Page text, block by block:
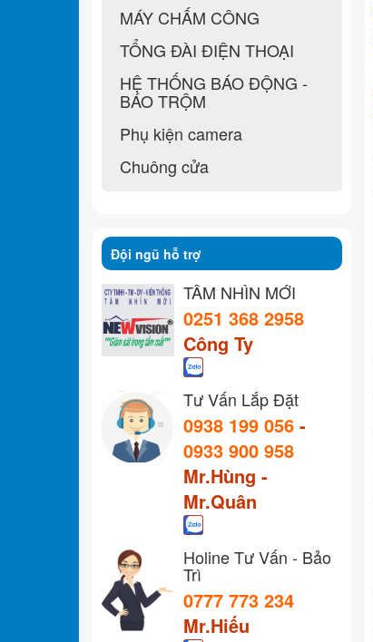
MÁY CHẤM CÔNG
TỔNG ĐÀI ĐIỆN THOẠI
HỆ THỐNG BÁO ĐỘNG -
BÁO TRỘM
Phụ kiện camera
Chuông cửa
Đội ngũ hỗ trợ
TẦM NHÌN MỚI
0251 368 2958
Công Ty
Tư Vấn Lắp Đặt
0938 199 056 -
0933 900 958
Mr.Hùng -
Mr.Quân
Holine Tư Vấn - Bảo
Trì
0777 773 234
Mr.Hiếu